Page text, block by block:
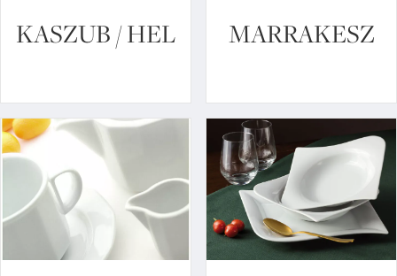
KASZUB / HEL MARRAKESZ